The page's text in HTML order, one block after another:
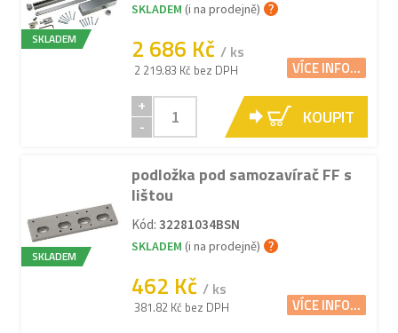
SKLADEM
SKLADEM (i na prodejně)
2 686 Kč / ks
2 219.83 Kč bez DPH VÍCE INFO...
+
-
KOUPIT
SKLADEM
podložka pod samozavírač FF s
lištou
Kód: 32281034BSN
SKLADEM (i na prodejně)
462 Kč / ks
381.82 Kč bez DPH VÍCE INFO...